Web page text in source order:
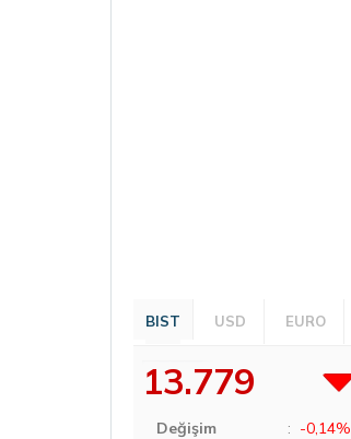
BIST USD EURO
13.779
Değişim : -0,14%